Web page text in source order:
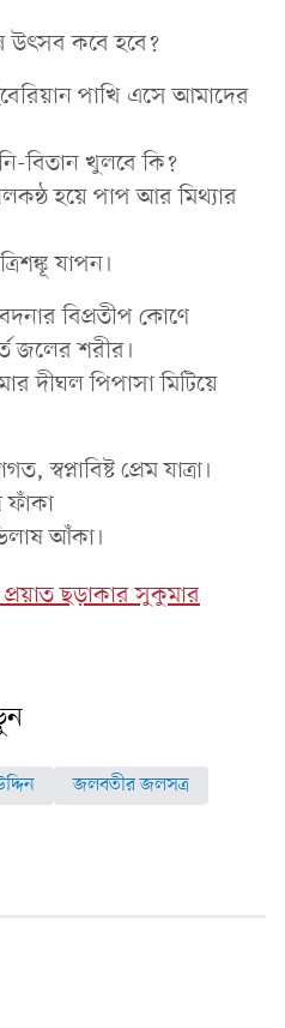
উৎসব কবে হবে?
পাখি এসে আমাদের
বিতান খুলবে কি?
হয়ে পাপ আর মিথ্যার
যাপন।
বিপ্রতীপ কোণে
জলের শরীর।
দীঘল পিপাসা মিটিয়ে
স্বপ্নাবিষ্ট প্রেম যাত্রা।
আঁকা।
ছড়াকার সুকুমার
জলবতীর জলসত্র